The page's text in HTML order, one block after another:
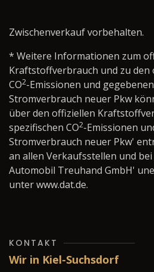
Zwischenverkauf vorbehalten.
* Weitere Informationen zum
Kraftstoffverbrauch und zu den
CO2-Emissionen und
Stromverbrauch neuer Pkw
über den offiziellen
spezifischen CO2-Emissionen
Stromverbrauch neuer Pkw'
an allen Verkaufsstellen und
Automobil Treuhand GmbH'
unter www.dat.de.
KONTAKT
Wir in Kiel-Suchsdorf